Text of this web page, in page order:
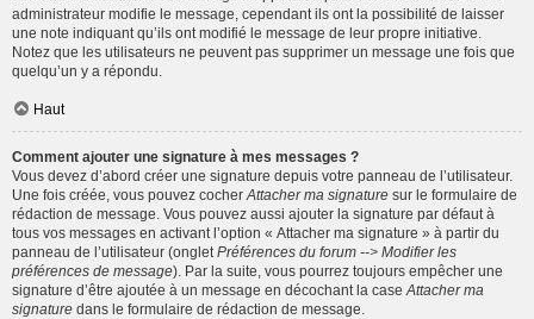
administrateur modifie le message, cependant ils ont la possibilité de laisser
une note indiquant qu’ils ont modifié le message de leur propre initiative.
Notez que les utilisateurs ne peuvent pas supprimer un message une fois que
quelqu’un y a répondu.
Haut
Comment ajouter une signature à mes messages ?
Vous devez d’abord créer une signature depuis votre panneau de l’utilisateur.
Une fois créée, vous pouvez cocher Attacher ma signature sur le formulaire de
rédaction de message. Vous pouvez aussi ajouter la signature par défaut à
tous vos messages en activant l’option « Attacher ma signature » à partir du
panneau de l’utilisateur (onglet Préférences du forum --> Modifier les
préférences de message). Par la suite, vous pourrez toujours empêcher une
signature d’être ajoutée à un message en décochant la case Attacher ma
signature dans le formulaire de rédaction de message.